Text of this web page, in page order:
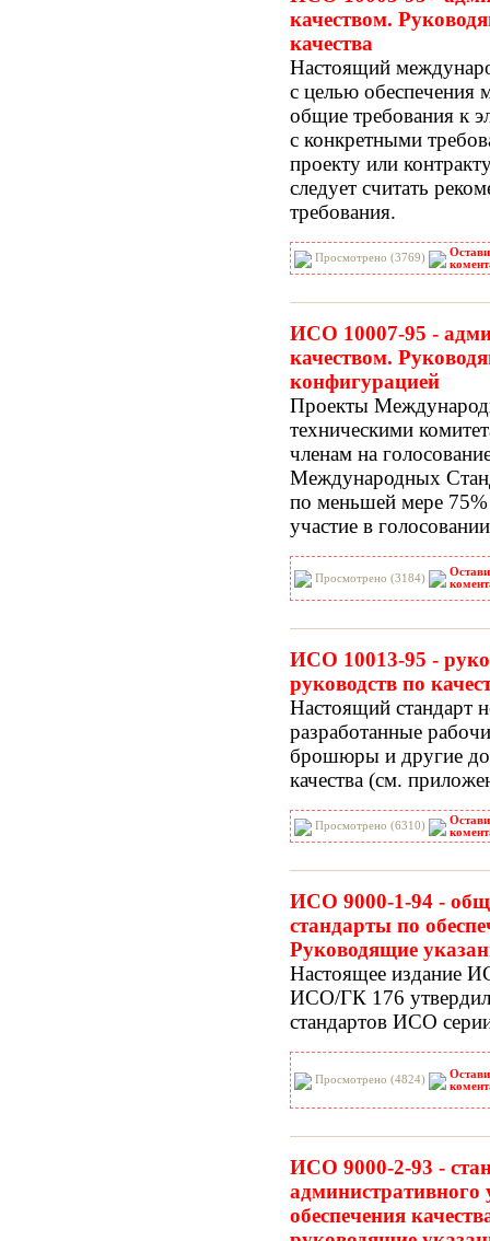
качеством.
качества
Настоящий
с целью обеспечения
общие требования к
с конкретными
проекту или
следует считать
требования.
Просмотрено (3769)
ИСО 10007-95 -
качеством.
конфигурацией
Проекты
техническими
членам на
Международных
по меньшей мере
участие в
Просмотрено (3184)
ИСО 10013-95 -
руководств по
Настоящий стандарт
разработанные
брошюры и другие
качества (см.
Просмотрено (6310)
ИСО 9000-1-94 -
стандарты по
Руководящие
Настоящее издание
ИСО/ГК 176
стандартов ИСО
Просмотрено (4824)
ИСО 9000-2-93 -
административного
обеспечения